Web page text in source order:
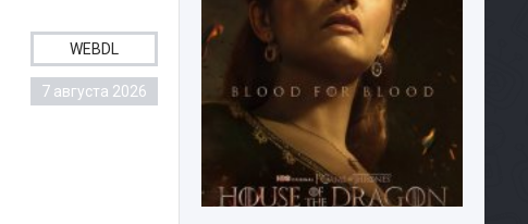
WEBDL
7 августа 2026